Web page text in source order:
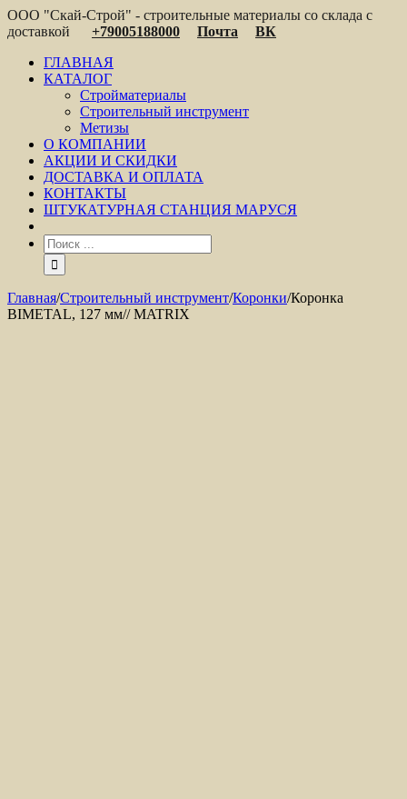
ООО "Скай-Строй" - строительные материалы со склада с
доставкой
+79005188000 Почта
ВК
ГЛАВНАЯ
КАТАЛОГ
Стройматериалы
Строительный инструмент
Метизы
О КОМПАНИИ
АКЦИИ И СКИДКИ
ДОСТАВКА И ОПЛАТА
КОНТАКТЫ
ШТУКАТУРНАЯ СТАНЦИЯ МАРУСЯ
Главная/Строительный инструмент/Коронки/Коронка
BIMETAL, 127 мм// MATRIX